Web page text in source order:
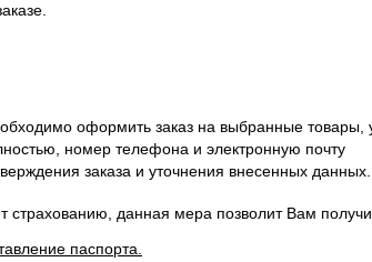
оформить заказ на выбранные товары,
номер телефона и электронную почту
заказа и уточнения внесенных данных.
данная мера позволит Вам
паспорта.